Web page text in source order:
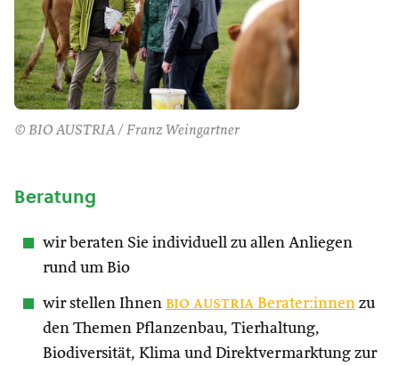
© BIO AUSTRIA / Franz Weingartner
Beratung
wir beraten Sie individuell zu allen Anliegen
rund um Bio
wir stellen Ihnen bio austria Berater:innen zu
den Themen Pflanzenbau, Tierhaltung,
Biodiversität, Klima und Direktvermarktung zur